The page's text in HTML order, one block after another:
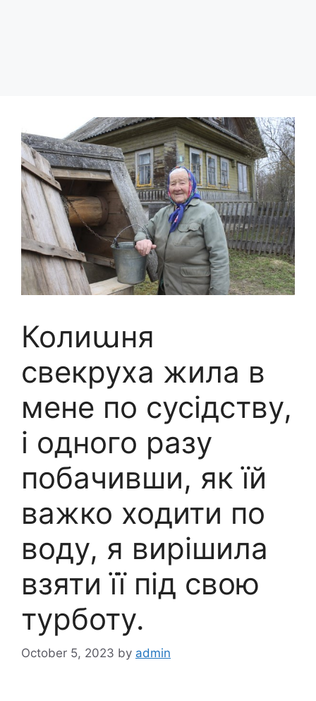
Колиաня
свекруха жила в
мене по сусідству,
і одного разу
побачивши, як їй
важко ходити по
воду, я вирішила
взяти її під свою
турботу.
October 5, 2023 by admin